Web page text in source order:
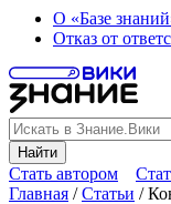
О «Базе
Отказ от
Найти
Стать автором
Главная /Статьи /